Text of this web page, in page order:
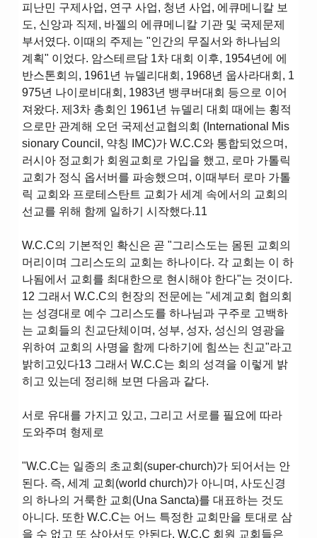
피난민 구제사업, 연구 사업, 청년 사업, 에큐메니칼 보
도, 신앙과 직제, 바젤의 에큐메니칼 기관 및 국제문제
부서였다. 이때의 주제는 "인간의 무질서와 하나님의
계획" 이었다. 암스테르담 1차 대회 이후, 1954년에 에
반스톤회의, 1961년 뉴델리대회, 1968년 웁사라대회, 1
975년 나이로비대회, 1983년 뱅쿠버대회 등으로 이어
져왔다. 제3차 총회인 1961년 뉴델리 대회 때에는 횡적
으로만 관계해 오던 국제선교협의회 (International Mis
sionary Council, 약칭 IMC)가 W.C.C와 통합되었으며,
러시아 정교회가 회원교회로 가입을 했고, 로마 가톨릭
교회가 정식 옵서버를 파송했으며, 이때부터 로마 가톨
릭 교회와 프로테스탄트 교회가 세계 속에서의 교회의
선교를 위해 함께 일하기 시작했다.11
W.C.C의 기본적인 확신은 곧 "그리스도는 몸된 교회의
머리이며 그리스도의 교회는 하나이다. 각 교회는 이 하
나됨에서 교회를 최대한으로 현시해야 한다"는 것이다.
12 그래서 W.C.C의 헌장의 전문에는 "세계교회 협의회
는 성경대로 예수 그리스도를 하나님과 구주로 고백하
는 교회들의 친교단체이며, 성부, 성자, 성신의 영광을
위하여 교회의 사명을 함께 다하기에 힘쓰는 친교"라고
밝히고있다13 그래서 W.C.C는 회의 성격을 이렇게 밝
히고 있는데 정리해 보면 다음과 같다.
서로 유대를 가지고 있고, 그리고 서로를 필요에 따라
도와주며 형제로
"W.C.C는 일종의 초교회(super-church)가 되어서는 안
된다. 즉, 세계 교회(world church)가 아니며, 사도신경
의 하나의 거룩한 교회(Una Sancta)를 대표하는 것도
아니다. 또한 W.C.C는 어느 특정한 교회만을 토대로 삼
을 수 없고 또 삼아서도 안된다. W.C.C 회원 교회들은